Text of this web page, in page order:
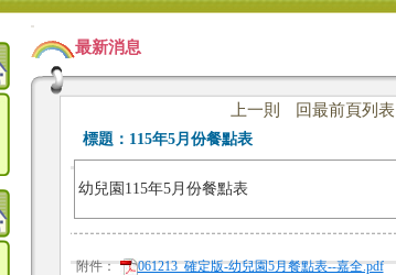
:::
最新消息
上一則 回最前頁列表
標題： 115年5月份餐點表
幼兒園115年5月份餐點表
附件： 061213_確定版-幼兒園5月餐點表--嘉全.pdf